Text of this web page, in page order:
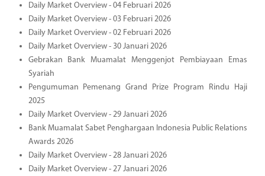
Daily Market Overview - 04 Februari 2026
Daily Market Overview - 03 Februari 2026
Daily Market Overview - 02 Februari 2026
Daily Market Overview - 30 Januari 2026
Gebrakan Bank Muamalat Menggenjot Pembiayaan Emas
Syariah
Pengumuman Pemenang Grand Prize Program Rindu Haji
2025
Daily Market Overview - 29 Januari 2026
Bank Muamalat Sabet Penghargaan Indonesia Public Relations
Awards 2026
Daily Market Overview - 28 Januari 2026
Daily Market Overview - 27 Januari 2026